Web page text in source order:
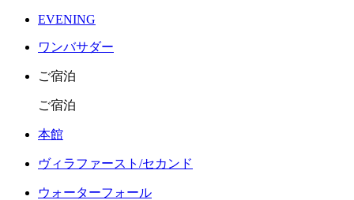
EVENING
ワンバサダー
ご宿泊
ご宿泊
本館
ヴィラファースト/セカンド
ウォーターフォール